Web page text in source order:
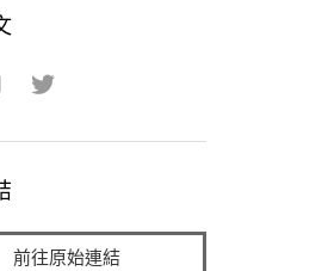
前往原始連結